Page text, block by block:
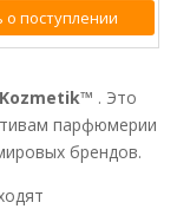
поступлении
. Это
парфюмерии
брендов.